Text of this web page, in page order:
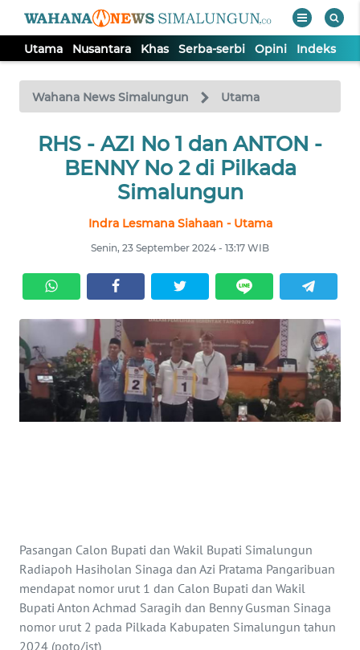
Utama Nusantara Khas Serba-serbi Opini Indeks
Wahana News Simalungun Utama
RHS - AZI No 1 dan ANTON -
BENNY No 2 di Pilkada
Simalungun
Indra Lesmana Siahaan - Utama
Senin, 23 September 2024 - 13:17 WIB
Pasangan Calon Bupati dan Wakil Bupati Simalungun
Radiapoh Hasiholan Sinaga dan Azi Pratama Pangaribuan
mendapat nomor urut 1 dan Calon Bupati dan Wakil
Bupati Anton Achmad Saragih dan Benny Gusman Sinaga
nomor urut 2 pada Pilkada Kabupaten Simalungun tahun
2024 (poto/ist)
TV
Tutup
UTAMA
SERBA-
SERBI
OPINI
Informasi
INDEKS
IKLAN
TENTANG
KAMI